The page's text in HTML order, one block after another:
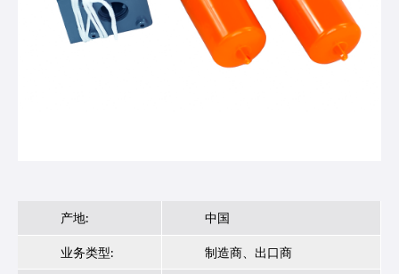
产地: 中国
业务类型: 制造商、出口商